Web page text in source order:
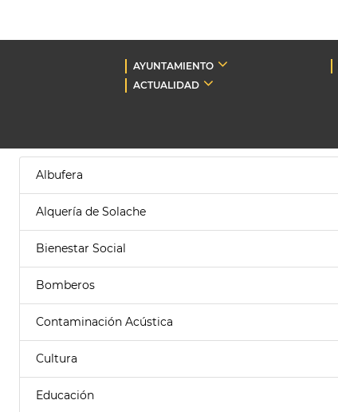
AYUNTAMIENTO
ACTUALIDAD
Albufera
Alquería de Solache
Bienestar Social
Bomberos
Contaminación Acústica
Cultura
Educación